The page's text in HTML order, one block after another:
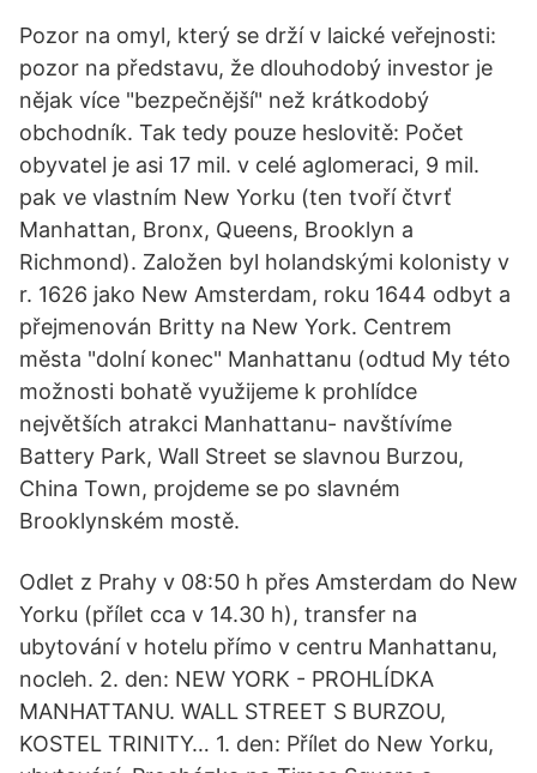
Pozor na omyl, který se drží v laické veřejnosti:
pozor na představu, že dlouhodobý investor je
nějak více "bezpečnější" než krátkodobý
obchodník. Tak tedy pouze heslovitě: Počet
obyvatel je asi 17 mil. v celé aglomeraci, 9 mil.
pak ve vlastním New Yorku (ten tvoří čtvrť
Manhattan, Bronx, Queens, Brooklyn a
Richmond). Založen byl holandskými kolonisty v
r. 1626 jako New Amsterdam, roku 1644 odbyt a
přejmenován Britty na New York. Centrem
města "dolní konec" Manhattanu (odtud My této
možnosti bohatě využijeme k prohlídce
největších atrakci Manhattanu- navštívíme
Battery Park, Wall Street se slavnou Burzou,
China Town, projdeme se po slavném
Brooklynském mostě.
Odlet z Prahy v 08:50 h přes Amsterdam do New
Yorku (přílet cca v 14.30 h), transfer na
ubytování v hotelu přímo v centru Manhattanu,
nocleh. 2. den: NEW YORK - PROHLÍDKA
MANHATTANU. WALL STREET S BURZOU,
KOSTEL TRINITY… 1. den: Přílet do New Yorku,